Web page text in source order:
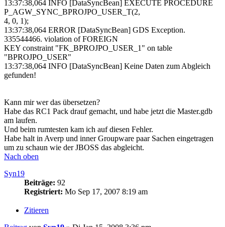
13:37:38,064 INFO [DataSyncBean] EXECUTE PROCEDURE
P_AGW_SYNC_BPROJPO_USER_T(2,
4, 0, 1);
13:37:38,064 ERROR [DataSyncBean] GDS Exception.
335544466. violation of FOREIGN
KEY constraint "FK_BPROJPO_USER_1" on table
"BPROJPO_USER"
13:37:38,064 INFO [DataSyncBean] Keine Daten zum Abgleich
gefunden!
Kann mir wer das übersetzen?
Habe das RC1 Pack drauf gemacht, und habe jetzt die Master.gdb
am laufen.
Und beim rumtesten kam ich auf diesen Fehler.
Habe halt in Averp und inner Groupware paar Sachen eingetragen
um zu schaun wie der JBOSS das abgleicht.
Nach oben
Syn19
Beiträge: 92
Registriert: Mo Sep 17, 2007 8:19 am
Zitieren